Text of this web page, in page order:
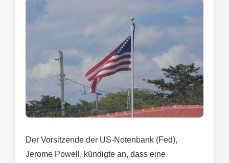
Der Vorsitzende der US-Notenbank (Fed),
Jerome Powell, kündigte an, dass eine